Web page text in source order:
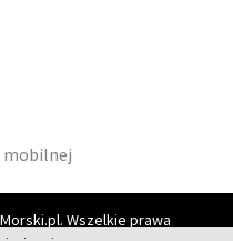
mobilnej
Wszelkie prawa